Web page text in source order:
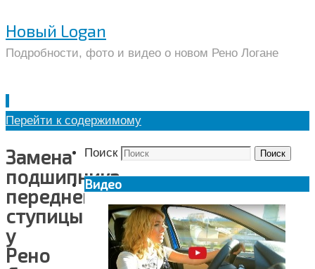
Новый Logan
Подробности, фото и видео о новом Рено Логане
Перейти к содержимому
Замена
подшипника
передней
ступицы
у
Рено
Поиск Поиск
Видео